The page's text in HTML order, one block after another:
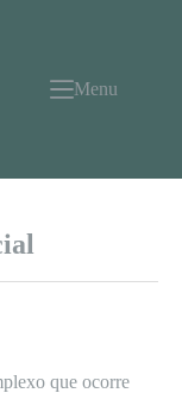
Menu
que ocorre